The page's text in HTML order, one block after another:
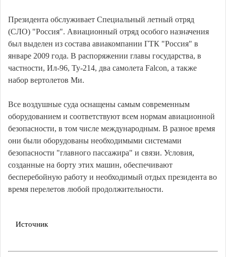
Президента обслуживает Специальный летный отряд
(СЛО) "Россия". Авиационный отряд особого назначения
был выделен из состава авиакомпании ГТК "Россия" в
январе 2009 года. В распоряжении главы государства, в
частности, Ил-96, Ту-214, два самолета Falcon, а также
набор вертолетов Ми.
Все воздушные суда оснащены самым современным
оборудованием и соответствуют всем нормам авиационной
безопасности, в том числе международным. В разное время
они были оборудованы необходимыми системами
безопасности "главного пассажира" и связи. Условия,
созданные на борту этих машин, обеспечивают
бесперебойную работу и необходимый отдых президента во
время перелетов любой продолжительности.
Источник